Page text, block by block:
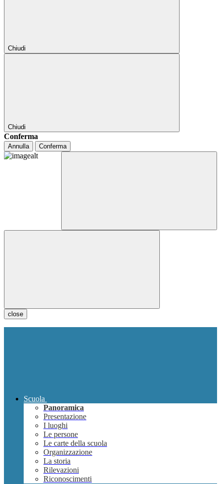
Chiudi
Chiudi
Conferma
Annulla Conferma
close
Scuola
Panoramica
Presentazione
I luoghi
Le persone
Le carte della scuola
Organizzazione
La storia
Rilevazioni
Riconoscimenti